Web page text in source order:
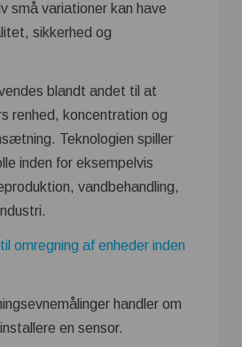
små variationer kan have
sikkerhed og
blandt andet til at
renhed, koncentration og
Teknologien spiller
inden for eksempelvis
vandbehandling,
omregning af enheder inden
handler om
en sensor.